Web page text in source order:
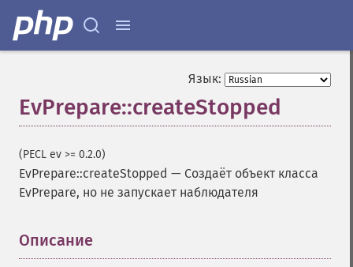
Язык:
EvPrepare::createStopped
(PECL ev >= 0.2.0)
EvPrepare::createStopped — Создаёт объект класса
EvPrepare, но не запускает наблюдателя
Описание